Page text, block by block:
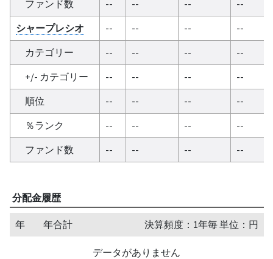
ファンド数 -- -- --
--
シャープレシオ
-- -- --
--
カテゴリー
-- -- --
--
+/- カテゴリー
-- -- --
--
順位
-- -- --
--
％ランク
-- -- --
--
ファンド数
-- -- -- --
分配金履歴
年 年合計 決算頻度：1年毎 単位：円
データがありません